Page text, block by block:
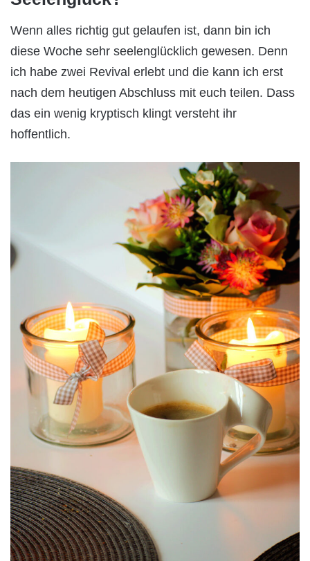
Wenn alles richtig gut gelaufen ist, dann bin ich
diese Woche sehr seelenglücklich gewesen. Denn
ich habe zwei Revival erlebt und die kann ich erst
nach dem heutigen Abschluss mit euch teilen. Dass
das ein wenig kryptisch klingt versteht ihr
hoffentlich.